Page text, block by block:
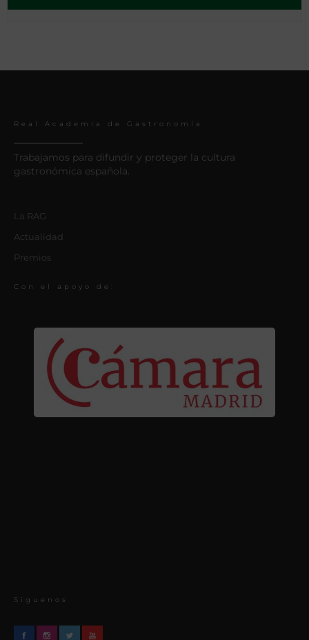
Real Academia de Gastronomía
Trabajamos para difundir y proteger la cultura
gastronómica española.
La RAG
Actualidad
Premios
Con el apoyo de:
Síguenos